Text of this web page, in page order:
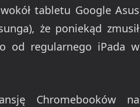
tabletu Google Asus
że poniekąd zmusił
od regularnego iPada w
Chromebooków na